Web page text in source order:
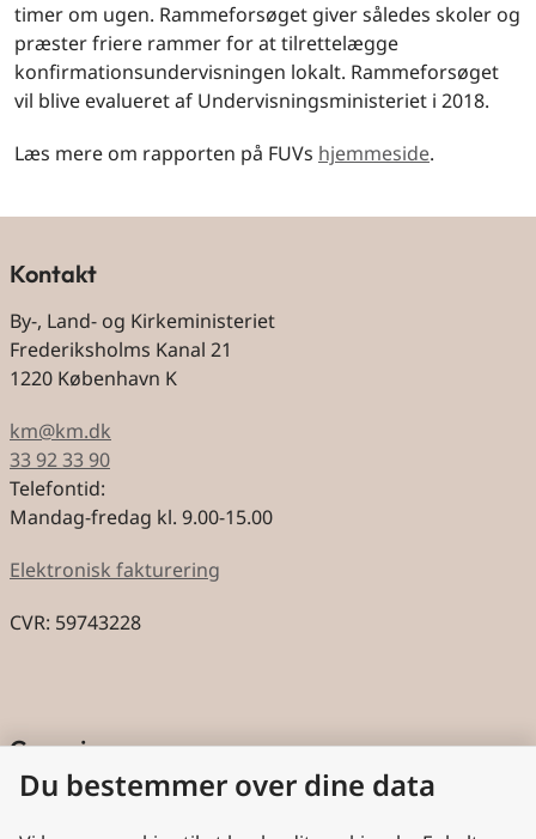
timer om ugen. Rammeforsøget giver således skoler og
præster friere rammer for at tilrettelægge
konfirmationsundervisningen lokalt. Rammeforsøget
vil blive evalueret af Undervisningsministeriet i 2018.
Læs mere om rapporten på FUVs hjemmeside.
Kontakt
By-, Land- og Kirkeministeriet
Frederiksholms Kanal 21
1220 København K
km@km.dk
33 92 33 90
Telefontid:
Mandag-fredag kl. 9.00-15.00
Elektronisk fakturering
CVR: 59743228
Genveje
Cookies
Du bestemmer over dine data